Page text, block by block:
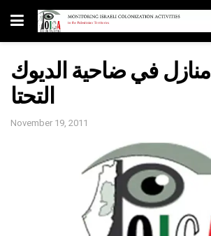
هدم 4 منازل في ضاحية الديوك
التحتا
November 19, 2011